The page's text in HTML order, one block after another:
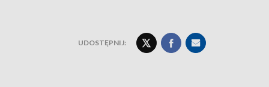
UDOSTĘPNIJ: